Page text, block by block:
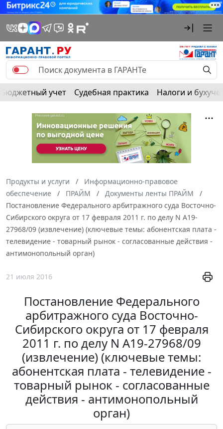
Бюджетный учет Судебная практика Налоги и
Продукты и услуги
Информационно-правовое
обеспечение
ПРАЙМ
Документы ленты ПРАЙМ
Постановление Федерального арбитражного суда Восточно-
Сибирского округа от 17 февраля 2011 г. по делу N А19-
27968/09 (извлечение) (ключевые темы: абонентская плата -
телевидение - товарный рынок - согласованные действия -
антимонопольный орган)
21 июля 2016
Постановление Федерального
арбитражного суда Восточно-
Сибирского округа от 17 февраля
2011 г. по делу N А19-27968/09
(извлечение) (ключевые темы:
абонентская плата - телевидение -
товарный рынок - согласованные
действия - антимонопольный
орган)